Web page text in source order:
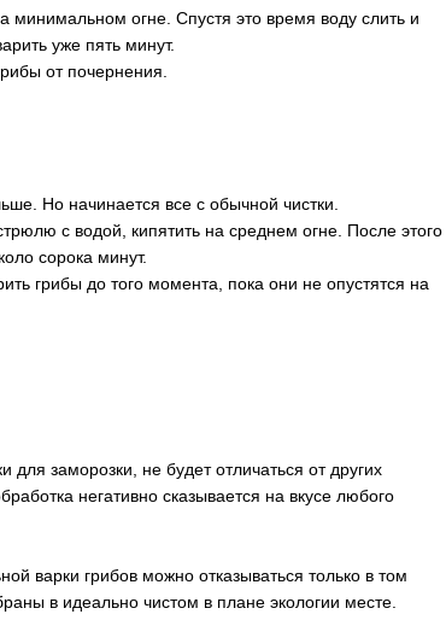
минимальном огне. Спустя это время воду слить и
уже пять минут.
от почернения.
Но начинается все с обычной чистки.
с водой, кипятить на среднем огне. После этого
сорока минут.
грибы до того момента, пока они не опустятся на
для заморозки, не будет отличаться от других
негативно сказывается на вкусе любого
варки грибов можно отказываться только в том
в идеально чистом в плане экологии месте.